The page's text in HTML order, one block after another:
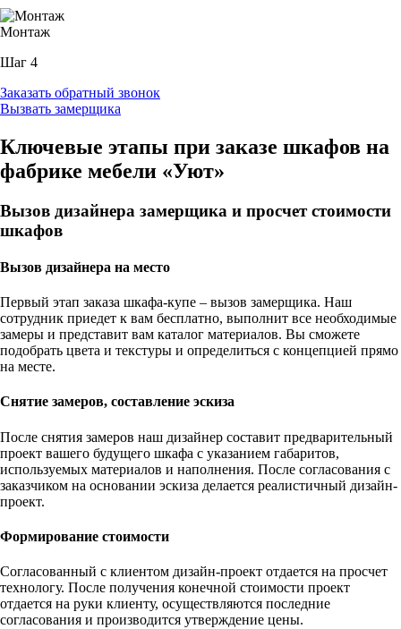
Монтаж
Шаг 4
Заказать обратный звонок
Вызвать замерщика
Ключевые этапы при заказе шкафов на
фабрике мебели «Уют»
Вызов дизайнера замерщика и просчет стоимости
шкафов
Вызов дизайнера на место
Первый этап заказа шкафа-купе – вызов замерщика. Наш
сотрудник приедет к вам бесплатно, выполнит все необходимые
замеры и представит вам каталог материалов. Вы сможете
подобрать цвета и текстуры и определиться с концепцией прямо
на месте.
Снятие замеров, составление эскиза
После снятия замеров наш дизайнер составит предварительный
проект вашего будущего шкафа с указанием габаритов,
используемых материалов и наполнения. После согласования с
заказчиком на основании эскиза делается реалистичный дизайн-
проект.
Формирование стоимости
Согласованный с клиентом дизайн-проект отдается на просчет
технологу. После получения конечной стоимости проект
отдается на руки клиенту, осуществляются последние
согласования и производится утверждение цены.